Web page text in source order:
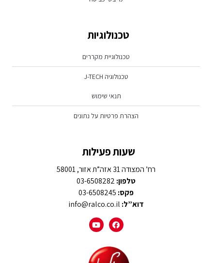
טכנולוגיות
טכנולוגיית מקררים
טכנולוגיה J-TECH
תנאי שימוש
הצהרת פרטיות על נתונים
שעות פעילות
רח’ המצודה 31 אזה”ת אזור, 58001
טלפון:
פקס:
דוא”ל: